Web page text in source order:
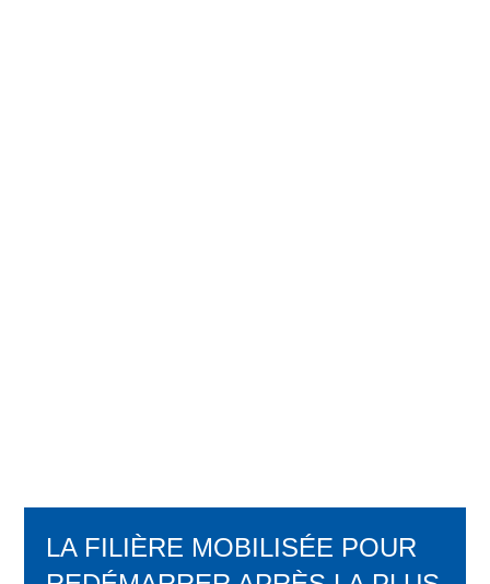
LA FILIÈRE MOBILISÉE POUR